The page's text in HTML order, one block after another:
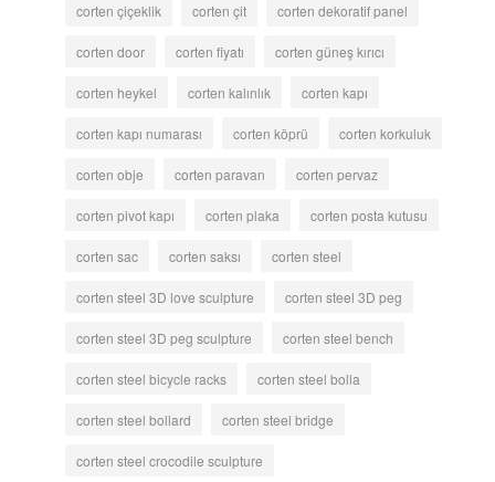
corten çiçeklik corten çit corten dekoratif panel
corten door corten fiyatı corten güneş kırıcı
corten heykel corten kalınlık corten kapı
corten kapı numarası corten köprü corten korkuluk
corten obje corten paravan corten pervaz
corten pivot kapı corten plaka corten posta kutusu
corten sac corten saksı corten steel
corten steel 3D love sculpture corten steel 3D peg
corten steel 3D peg sculpture corten steel bench
corten steel bicycle racks corten steel bolla
corten steel bollard corten steel bridge
corten steel crocodile sculpture